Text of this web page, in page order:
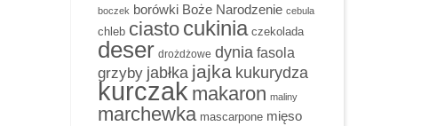
boczek borówki Boże Narodzenie cebula
chleb ciasto cukinia czekolada
deser drożdżowe dynia fasola
grzyby jabłka jajka kukurydza
kurczak makaron maliny
marchewka mascarpone mięso